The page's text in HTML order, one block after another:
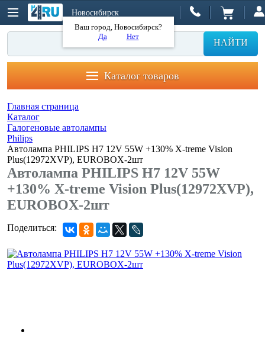
Новосибирск
Ваш город, Новосибирск?
Да
Нет
НАЙТИ
Каталог товаров
Главная страница
Каталог
Галогеновые автолампы
Philips
Автолампа PHILIPS H7 12V 55W +130% X-treme Vision
Plus(12972XVP), EUROBOX-2шт
Автолампа PHILIPS H7 12V 55W
+130% X-treme Vision Plus(12972XVP),
EUROBOX-2шт
Поделиться: